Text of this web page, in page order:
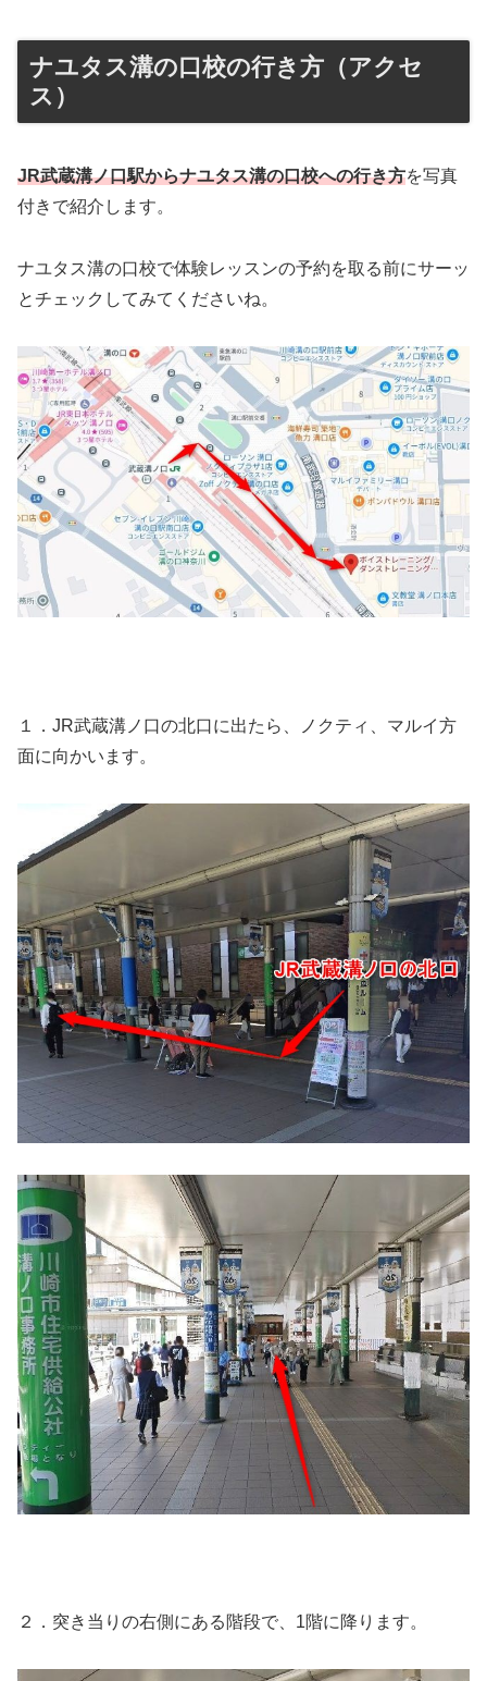
ナユタス溝の口校の行き方（アクセ
ス）
JR武蔵溝ノ口駅からナユタス溝の口校への行き方を写真
付きで紹介します。
ナユタス溝の口校で体験レッスンの予約を取る前にサーッ
とチェックしてみてくださいね。
１．JR武蔵溝ノ口の北口に出たら、ノクティ、マルイ方
面に向かいます。
２．突き当りの右側にある階段で、1階に降ります。